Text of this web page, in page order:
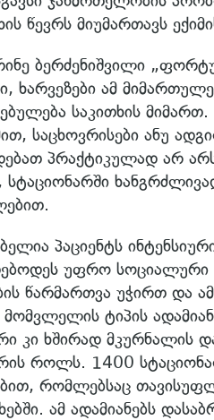
წევრს მიუმართავს
ბერძენიშვილი
ხარვეზები ამ
საკითხის
საცხოვრისები ანუ
პრაქტიკულად არ
სტაციონარში
პაციენტს
უფრო სოციალური
წარმართვა უჭირთ და
ტიპის
კი ხშირად მკურნალის
როლს. 1400
რომლებსაც
ამ ადამიანებს